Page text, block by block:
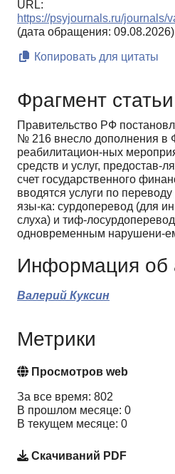
URL:
https://psyjournals.ru/journals/
(дата обращения: 09.08.2026)
Копировать для цитаты
Фрагмент статьи
Правительство РФ
№ 216 внесло дополнения в
реабилитацион-ных
средств и услуг, предостав-
счет государственного
вводятся услуги по переводу
язы-ка: сурдоперевод (для
слуха) и тиф-
одновременным нарушени-
Информация об
Валерий Куксин
Метрики
Просмотров web
За все время: 802
В прошлом месяце: 0
В текущем месяце: 0
Скачиваний PDF